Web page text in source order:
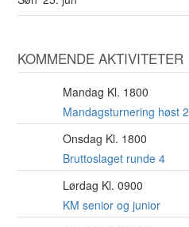
KOMMENDE AKTIVITETER
Mandag Kl. 1800
Mandagsturnering høst 2
Onsdag Kl. 1800
Bruttoslaget runde 4
Lørdag Kl. 0900
KM senior og junior